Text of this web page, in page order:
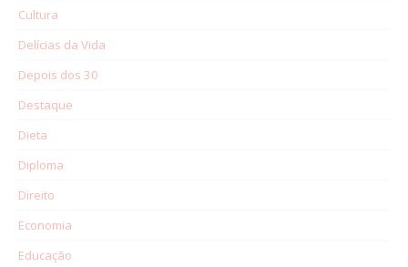
Cultura
Delícias da Vida
Depois dos 30
Destaque
Dieta
Diploma
Direito
Economia
Educação